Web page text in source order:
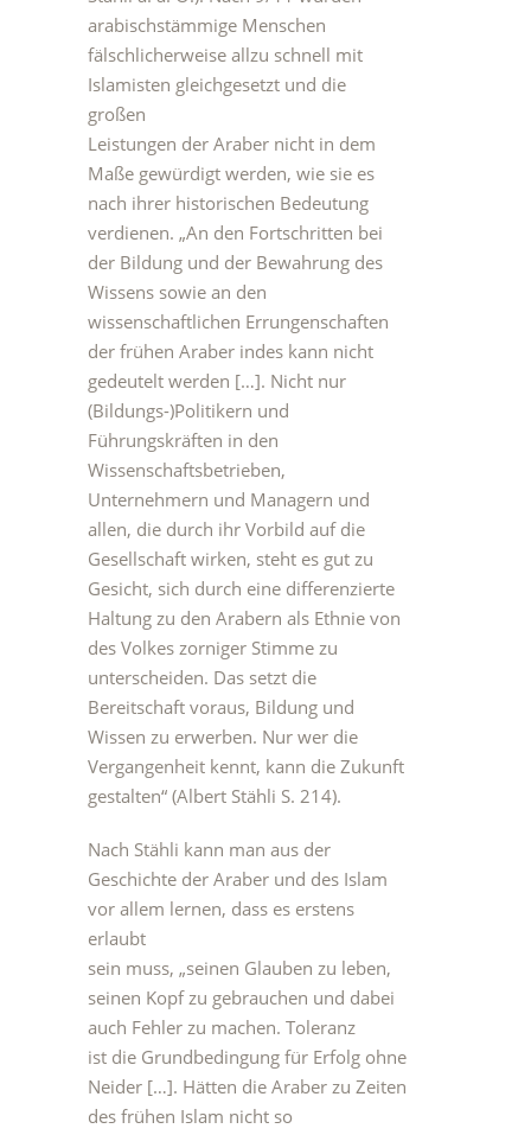
arabischstämmige Menschen
fälschlicherweise allzu schnell mit
Islamisten gleichgesetzt und die
großen
Leistungen der Araber nicht in dem
Maße gewürdigt werden, wie sie es
nach ihrer historischen Bedeutung
verdienen. „An den Fortschritten bei
der Bildung und der Bewahrung des
Wissens sowie an den
wissenschaftlichen Errungenschaften
der frühen Araber indes kann nicht
gedeutelt werden […]. Nicht nur
(Bildungs-)Politikern und
Führungskräften in den
Wissenschaftsbetrieben,
Unternehmern und Managern und
allen, die durch ihr Vorbild auf die
Gesellschaft wirken, steht es gut zu
Gesicht, sich durch eine differenzierte
Haltung zu den Arabern als Ethnie von
des Volkes zorniger Stimme zu
unterscheiden. Das setzt die
Bereitschaft voraus, Bildung und
Wissen zu erwerben. Nur wer die
Vergangenheit kennt, kann die Zukunft
gestalten“ (Albert Stähli S. 214).
Nach Stähli kann man aus der
Geschichte der Araber und des Islam
vor allem lernen, dass es erstens
erlaubt
sein muss, „seinen Glauben zu leben,
seinen Kopf zu gebrauchen und dabei
auch Fehler zu machen. Toleranz
ist die Grundbedingung für Erfolg ohne
Neider […]. Hätten die Araber zu Zeiten
des frühen Islam nicht so